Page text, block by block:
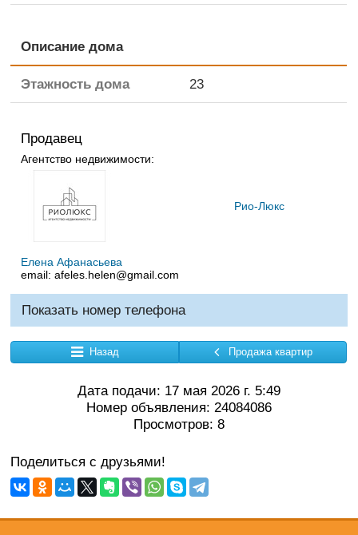
Описание дома
Этажность дома 23
Продавец
Агентство недвижимости:
Рио-Люкс
Елена Афанасьева
email: afeles.helen@gmail.com
Показать номер телефона
Назад Продажа квартир
Дата подачи: 17 мая 2026 г. 5:49
Номер объявления: 24084086
Просмотров: 8
Поделиться с друзьями!